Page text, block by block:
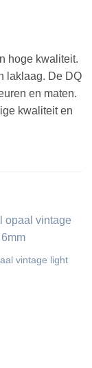
hoge kwaliteit.
laklaag. De DQ
en maten.
kwaliteit en
vintage light